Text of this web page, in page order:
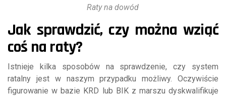
Raty na dowód
Jak sprawdzić, czy można wziąć
coś na raty?
Istnieje kilka sposobów na sprawdzenie, czy system
ratalny jest w naszym przypadku możliwy. Oczywiście
figurowanie w bazie KRD lub BIK z marszu dyskwalifikuje